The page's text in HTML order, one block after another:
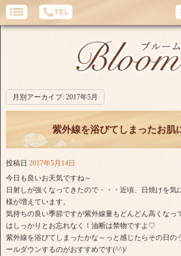
月別アーカイブ: 2017年5月
紫外線を浴びてしまったお肌
投稿日 2017年5月14日
今日も良いお天気ですね～
日射しが強くなってきたので・・・近頃、日焼けを気
様が増えています。
気持ちの良い季節ですが紫外線量もどんどん高くなっ
はしっかりとお忘れなく！油断は禁物ですよ♡
紫外線を浴びてしまったかな～っと感じたらその日の
ールダウンするのがおすすめです(^^)/